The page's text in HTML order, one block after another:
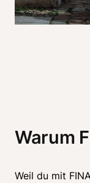
Warum
Weil du mit